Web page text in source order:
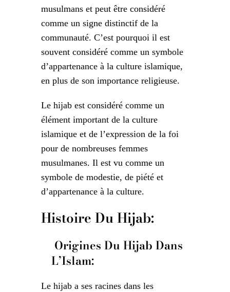
musulmans et peut être considéré
comme un signe distinctif de la
communauté. C’est pourquoi il est
souvent considéré comme un symbole
d’appartenance à la culture islamique,
en plus de son importance religieuse.
Le hijab est considéré comme un
élément important de la culture
islamique et de l’expression de la foi
pour de nombreuses femmes
musulmanes. Il est vu comme un
symbole de modestie, de piété et
d’appartenance à la culture.
Histoire Du Hijab:
Origines Du Hijab Dans
L’Islam:
Le hijab a ses racines dans les